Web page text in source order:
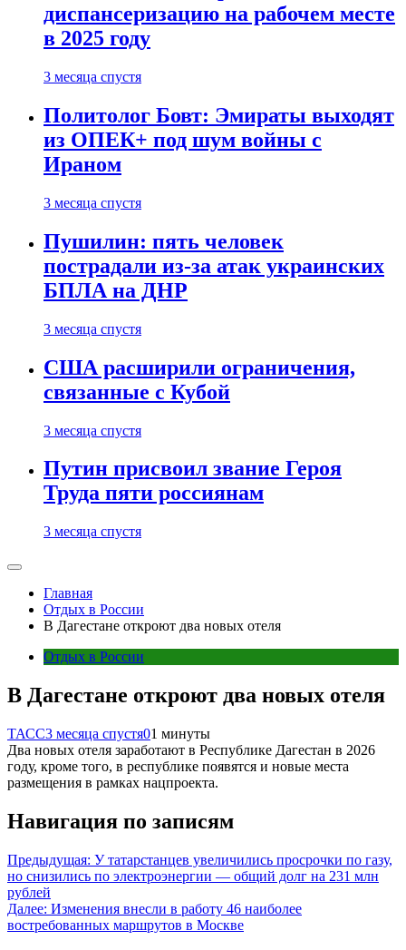
диспансеризацию на рабочем месте
в 2025 году
3 месяца спустя
Политолог Бовт: Эмираты выходят
из ОПЕК+ под шум войны с
Ираном
3 месяца спустя
Пушилин: пять человек
пострадали из-за атак украинских
БПЛА на ДНР
3 месяца спустя
США расширили ограничения,
связанные с Кубой
3 месяца спустя
Путин присвоил звание Героя
Труда пяти россиянам
3 месяца спустя
Главная
Отдых в России
В Дагестане откроют два новых отеля
Отдых в России
В Дагестане откроют два новых отеля
ТАСС3 месяца спустя01 минуты
Два новых отеля заработают в Республике Дагестан в 2026
году, кроме того, в республике появятся и новые места
размещения в рамках нацпроекта.
Навигация по записям
Предыдущая: У татарстанцев увеличились просрочки по газу,
но снизились по электроэнергии — общий долг на 231 млн
рублей
Далее: Изменения внесли в работу 46 наиболее
востребованных маршрутов в Москве